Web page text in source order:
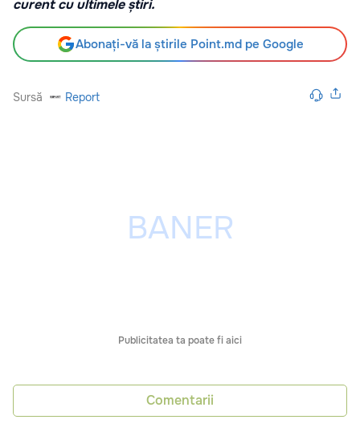
curent cu ultimele știri.
Abonați-vă la știrile Point.md pe Google
Sursă Report
Publicitatea ta poate fi aici
Comentarii